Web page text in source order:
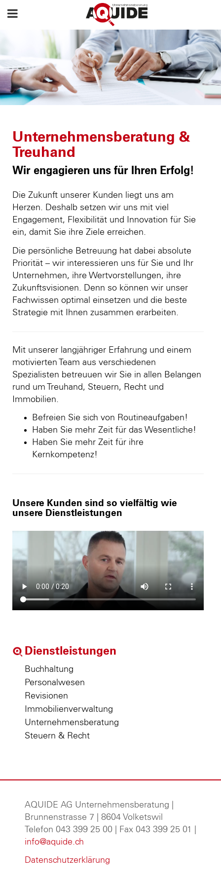
Unternehmensberatung &
Treuhand
Wir engagieren uns für Ihren Erfolg!
Die Zukunft unserer Kunden liegt uns am
Herzen. Deshalb setzen wir uns mit viel
Engagement, Flexibilität und Innovation für Sie
ein, damit Sie ihre Ziele erreichen.
Die persönliche Betreuung hat dabei absolute
Priorität – wir interessieren uns für Sie und Ihr
Unternehmen, ihre Wertvorstellungen, ihre
Zukunftsvisionen. Denn so können wir unser
Fachwissen optimal einsetzen und die beste
Strategie mit Ihnen zusammen erarbeiten.
Mit unserer langjähriger Erfahrung und einem
motivierten Team aus verschiedenen
Spezialisten betreuuen wir Sie in allen Belangen
rund um Treuhand, Steuern, Recht und
Immobilien.
Befreien Sie sich von Routineaufgaben!
Haben Sie mehr Zeit für das Wesentliche!
Haben Sie mehr Zeit für ihre
Kernkompetenz!
Unsere Kunden sind so vielfältig wie
unsere Dienstleistungen
Dienstleistungen
Buchhaltung
Personalwesen
Revisionen
Immobilienverwaltung
Unternehmensberatung
Steuern & Recht
AQUIDE AG Unternehmensberatung
Brunnenstrasse 7 | 8604 Volketswil
Telefon 043 399 25 00 | Fax 043 399 25 01 |
info@aquide.ch
Datenschutzerklärung